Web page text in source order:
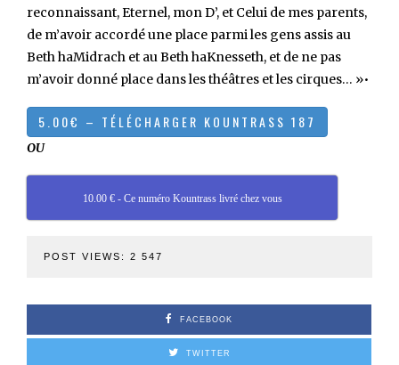
reconnaissant, Eternel, mon D’, et Celui de mes parents,
de m’avoir accordé une place parmi les gens assis au
Beth haMidrach et au Beth haKnesseth, et de ne pas
m’avoir donné place dans les théâtres et les cirques… »•
OU
10.00 € - Ce numéro Kountrass livré chez vous
POST VIEWS: 2 547
FACEBOOK
TWITTER